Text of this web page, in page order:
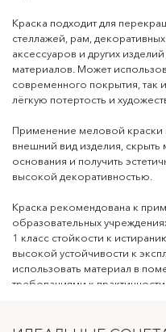
Краска подходит для
стеллажей, рам,
аксессуаров и других
материалов. Может
современного покрытия, так
лёгкую потертость и
Применение меловой краски
внешний вид изделия, скрыть
основания и получить
высокой декоративностью.
Краска рекомендована к
образовательных
1 класс стойкости к
высокой устойчивости к
использовать материал в
требованиями к
Тип оснований:
Подходящие
поверхности:
Основное действие:
Декоративный эффект:
Способ нанесения:
Расход: